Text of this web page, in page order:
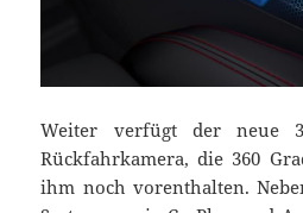
Weiter verfügt der neue
Rückfahrkamera, die 360
ihm noch vorenthalten.